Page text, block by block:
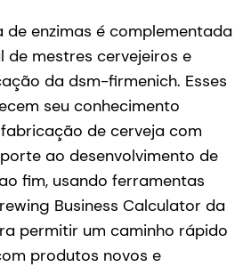
de enzimas é complementada
de mestres cervejeiros e
da dsm-firmenich. Esses
seu conhecimento
de cerveja com
ao desenvolvimento de
fim, usando ferramentas
Business Calculator da
permitir um caminho rápido
produtos novos e